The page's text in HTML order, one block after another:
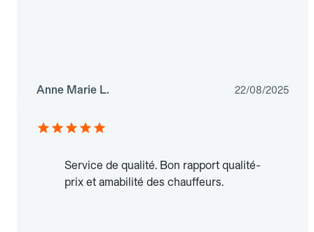
Anne Marie L. 22/08/2025
Service de qualité. Bon rapport qualité-
prix et amabilité des chauffeurs.